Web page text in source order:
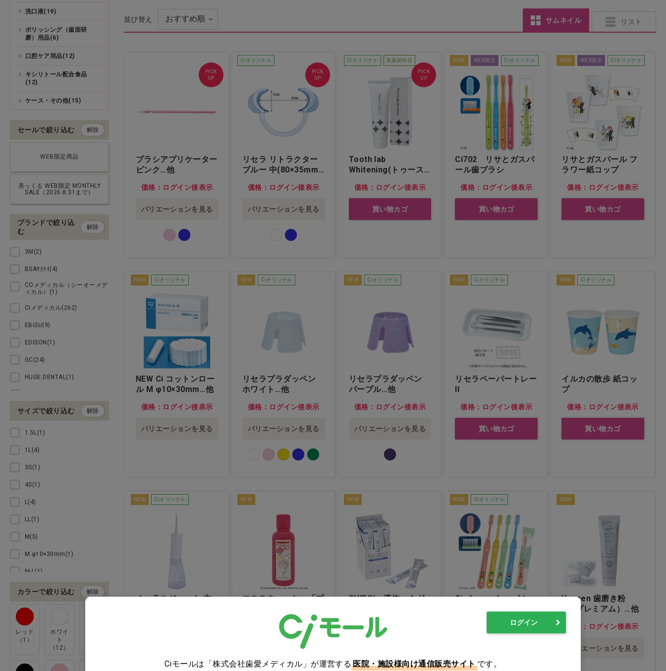
エステ用品・小物
アイラッシュ
接骨院・クリニック用品
オーラルケア
タオル
コットン・ガーゼ・綿棒
グローブ・マスク
インテリア・家具
食品・雑貨
並び替え サムネイル リスト
PICK
UP
ブラシアプリケーター
ピンク…他
価格：ログイン後表示
バリエーションを見る
PICK
UP
Ciオリジナル
リセラ リトラクター
ブルー 中(80×35mm)
価格：ログイン後表示
バリエーションを見る
PICK
UP
Ciオリジナル 医薬部外品
Tooth lab
Whitening(トゥース
価格：ログイン後表示
買い物カゴ
NEW WEB限定 Ciオリジナル
Ci702 リサとガスパ
ール歯ブラシ
価格：ログイン後表示
買い物カゴ
NEW WEB限定 Ciオリジナル
リサとガスパール フ
ラワー紙コップ
価格：ログイン後表示
買い物カゴ
NEW Ciオリジナル
NEW Ci コットンロー
ル M φ10×30mm…他
価格：ログイン後表示
バリエーションを見る
NEW Ciオリジナル
リセラプラダッペン
ホワイト…他
価格：ログイン後表示
バリエーションを見る
NEW Ciオリジナル
リセラプラダッペン
パープル…他
価格：ログイン後表示
バリエーションを見る
NEW Ciオリジナル
リセラペーパートレー
II
価格：ログイン後表示
買い物カゴ
NEW Ciオリジナル
イルカの散歩 紙コッ
プ
価格：ログイン後表示
買い物カゴ
NEW Ciオリジナル
オーラルジェット 本
NEW
マウスウォッシュ「プ
価格：ログイン後表示
バリエーションを見る
NEW
SHIROI 液体ハミガ
価格：ログイン後表示
NEW Ciオリジナル
Ci shuwa shuwa(シュ
LINE FRIENDS minini
価格：ログイン後表示
NEW
Vussen 歯磨き粉
H（プレミアム）…他
価格：ログイン後表示
バリエーションを見る
洗口液(19)
ポリッシング（歯面研
磨）用品(6)
口腔ケア用品(12)
キシリトール配合食品
(12)
ケース・その他(15)
セールで絞り込む 解除
WEB限定商品
美っくる WEB限定 MONTHLY
SALE（2026.8.31まで）
ブランドで絞り込
む
解除
3M(2)
BSAｻｸﾗｲ(4)
COメディカル（シーオーメデ
ィカル）(1)
Ciメディカル(262)
EBiSU(9)
EDISON(1)
GC(24)
HUGE DENTAL(1)
JEX(3)
Maquira(1)
NSファーファ(1)
OSSTEM(2)
R.O.C.S(14)
TePe(2)
UFCサプライ(2)
VENUSiS（ヴィナシス）(1)
dretec(2)
fuchs(2)
ジョンソン・エンド・ジョン
ソン(5)
ダイト(2)
ピエラス(6)
サイズで絞り込む 解除
1.5L(1)
1L(4)
3S(1)
4S(1)
L(4)
LL(1)
M(5)
M φ10×30mm(1)
M-L(1)
S(3)
S φ8×25mm(1)
SS(5)
SS-M(1)
カラーで絞り込む 解除
レッド
（1）
ホワイ
ト
（12）
ログイン
Ciモールは「株式会社歯愛メディカル」が運営する医院・施設様向け通信販売サイトです。